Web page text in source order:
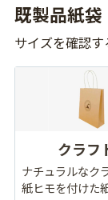
既製品紙袋
サイズを確認
クラフ
ナチュラルなク
紙ヒモを付けた